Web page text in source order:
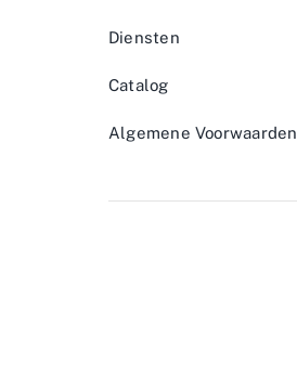
Diensten
Catalog
Algemene Voorwaarden